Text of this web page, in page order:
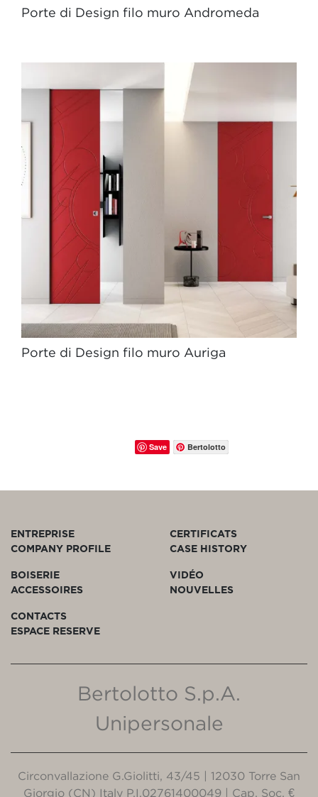
Porte di Design filo muro Andromeda
Porte di Design filo muro Auriga
Save Bertolotto
ENTREPRISE
COMPANY PROFILE
CERTIFICATS
CASE HISTORY
BOISERIE
ACCESSOIRES
VIDÉO
NOUVELLES
CONTACTS
ESPACE RESERVE
Bertolotto S.p.A.
Unipersonale
Circonvallazione G.Giolitti, 43/45 | 12030 Torre San
Giorgio (CN) Italy P.I.02761400049 | Cap. Soc. €